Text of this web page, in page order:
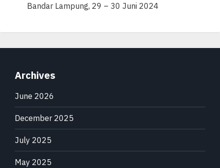
Bandar Lampung, 29 – 30 Juni 2024
Archives
June 2026
December 2025
July 2025
May 2025